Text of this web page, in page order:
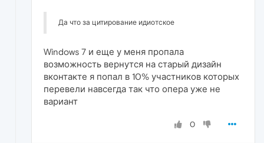
Да что за цитирование идиотское
Windows 7 и еще у меня пропала
возможность вернутся на старый дизайн
вконтакте я попал в 10% участников которых
перевели навсегда так что опера уже не
вариант
0